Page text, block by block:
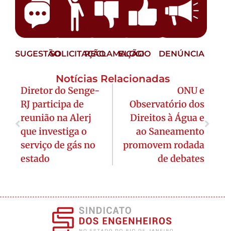
SUGESTÃOSOLICITAÇÃORECLAMAÇÃO
ELOGIO DENÚNCIA
Notícias Relacionadas
Diretor do Senge-
RJ participa de
reunião na Alerj
que investiga o
serviço de gás no
estado
ONU e
Observatório dos
Direitos à Água e
ao Saneamento
promovem rodada
de debates